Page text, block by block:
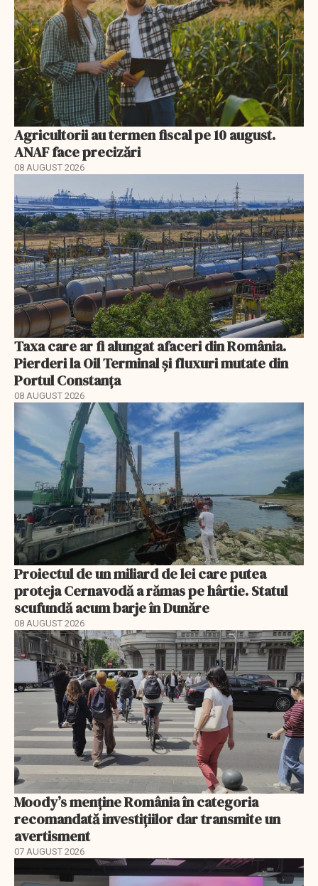
Agricultorii au termen fiscal pe 10 august.
ANAF face precizări
08 AUGUST 2026
Taxa care ar fi alungat afaceri din România.
Pierderi la Oil Terminal și fluxuri mutate din
Portul Constanța
08 AUGUST 2026
Proiectul de un miliard de lei care putea
proteja Cernavodă a rămas pe hârtie. Statul
scufundă acum barje în Dunăre
08 AUGUST 2026
Moody’s menține România în categoria
recomandată investițiilor dar transmite un
avertisment
07 AUGUST 2026